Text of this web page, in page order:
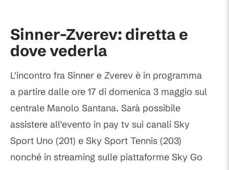
Sinner-Zverev: diretta e
dove vederla
L'incontro fra Sinner e Zverev è in programma
a partire dalle ore 17 di domenica 3 maggio sul
centrale Manolo Santana. Sarà possibile
assistere all'evento in pay tv sui canali Sky
Sport Uno (201) e Sky Sport Tennis (203)
nonché in streaming sulle piattaforme Sky Go